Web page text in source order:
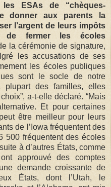
ESAs de “chèques-
donner aux parents la
l’argent de leurs impôts
de fermer les écoles
la cérémonie de signature,
les accusations de ses
les écoles publiques
sont le socle de notre
plupart des familles, elles
a-t-elle déclaré. “Mais
Et pour certaines
être meilleur pour leurs
de l’Iowa fréquentent des
500 fréquentent des écoles
à d’autres États, comme
approuvé des comptes
demande croissante de
États, dont l’Utah, le